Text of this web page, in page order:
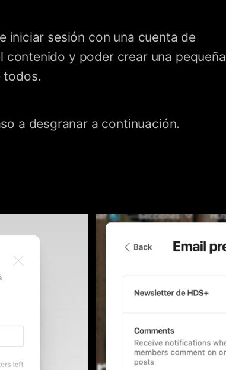
iniciar sesión con una cuenta de
contenido y poder crear una pequeña
todos.
a desgranar a continuación.